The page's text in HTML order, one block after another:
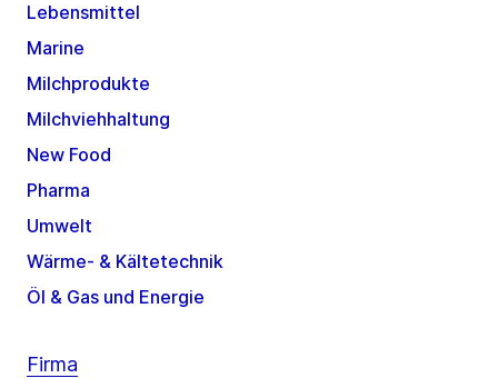
Lebensmittel
Marine
Milchprodukte
Milchviehhaltung
New Food
Pharma
Umwelt
Wärme- & Kältetechnik
Öl & Gas und Energie
Firma